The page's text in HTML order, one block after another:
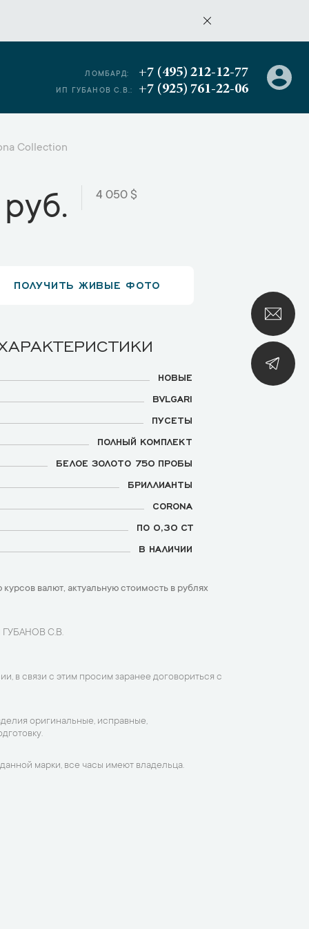
ЛОМБАРД: +7 (495) 212-12-77
ИП ГУБАНОВ С.В.: +7 (925) 761-22-06
Collection
4 050 $
ПОЛУЧИТЬ ЖИВЫЕ ФОТО
НОВЫЕ
BVLGARI
ПУСЕТЫ
ПОЛНЫЙ КОМПЛЕКТ
БЕЛОЕ ЗОЛОТО 750 ПРОБЫ
БРИЛЛИАНТЫ
CORONA
ПО 0,30 CT
В НАЛИЧИИ
валют, актуальную стоимость в рублях
ГУБАНОВ С.В.
в связи с этим просим заранее договориться с
оригинальные, исправные,
марки, все часы имеют владельца.